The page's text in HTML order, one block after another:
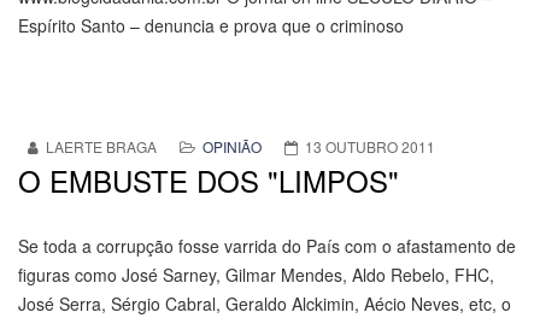
Espírito Santo – denuncia e prova que o criminoso
LAERTE BRAGA OPINIÃO 13 OUTUBRO 2011
O EMBUSTE DOS "LIMPOS"
Se toda a corrupção fosse varrida do País com o afastamento de
figuras como José Sarney, Gilmar Mendes, Aldo Rebelo, FHC,
José Serra, Sérgio Cabral, Geraldo Alckimin, Aécio Neves, etc, o